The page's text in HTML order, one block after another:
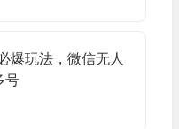
爆玩法，微信无人
号